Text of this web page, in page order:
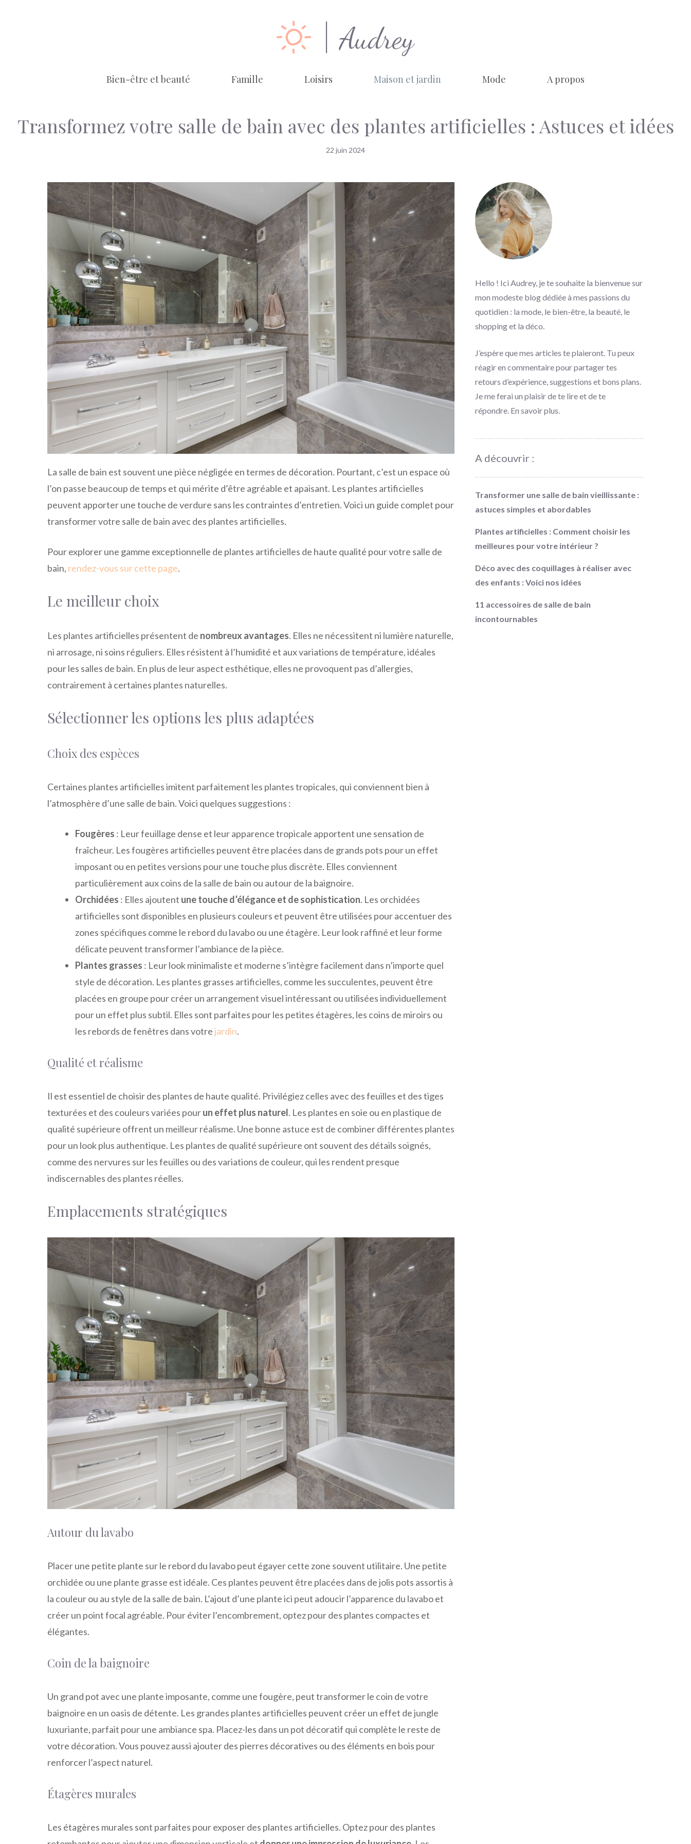
Bien-être et beauté Famille Loisirs Maison et jardin Mode A propos
Transformez votre salle de bain avec des plantes artificielles : Astuces et idées
22 juin 2024
La salle de bain est souvent une pièce négligée en termes de décoration. Pourtant, c’est un espace où
l’on passe beaucoup de temps et qui mérite d’être agréable et apaisant. Les plantes artificielles
peuvent apporter une touche de verdure sans les contraintes d’entretien. Voici un guide complet pour
transformer votre salle de bain avec des plantes artificielles.
Pour explorer une gamme exceptionnelle de plantes artificielles de haute qualité pour votre salle de
bain, rendez-vous sur cette page.
Le meilleur choix
Les plantes artificielles présentent de nombreux avantages. Elles ne nécessitent ni lumière naturelle,
ni arrosage, ni soins réguliers. Elles résistent à l’humidité et aux variations de température, idéales
pour les salles de bain. En plus de leur aspect esthétique, elles ne provoquent pas d’allergies,
contrairement à certaines plantes naturelles.
Sélectionner les options les plus adaptées
Choix des espèces
Certaines plantes artificielles imitent parfaitement les plantes tropicales, qui conviennent bien à
l’atmosphère d’une salle de bain. Voici quelques suggestions :
Fougères : Leur feuillage dense et leur apparence tropicale apportent une sensation de
fraîcheur. Les fougères artificielles peuvent être placées dans de grands pots pour un effet
imposant ou en petites versions pour une touche plus discrète. Elles conviennent
particulièrement aux coins de la salle de bain ou autour de la baignoire.
Orchidées : Elles ajoutent une touche d’élégance et de sophistication. Les orchidées
artificielles sont disponibles en plusieurs couleurs et peuvent être utilisées pour accentuer des
zones spécifiques comme le rebord du lavabo ou une étagère. Leur look raffiné et leur forme
délicate peuvent transformer l’ambiance de la pièce.
Plantes grasses : Leur look minimaliste et moderne s’intègre facilement dans n’importe quel
style de décoration. Les plantes grasses artificielles, comme les succulentes, peuvent être
placées en groupe pour créer un arrangement visuel intéressant ou utilisées individuellement
pour un effet plus subtil. Elles sont parfaites pour les petites étagères, les coins de miroirs ou
les rebords de fenêtres dans votrejardin.
Qualité et réalisme
Il est essentiel de choisir des plantes de haute qualité. Privilégiez celles avec des feuilles et des tiges
texturées et des couleurs variées pourun effet plus naturel. Les plantes en soie ou en plastique de
qualité supérieure offrent un meilleur réalisme. Une bonne astuce est de combiner différentes plantes
pour un look plus authentique. Les plantes de qualité supérieure ont souvent des détails soignés,
comme des nervures sur les feuilles ou des variations de couleur, qui les rendent presque
indiscernables des plantes réelles.
Emplacements stratégiques
Autour du lavabo
Placer une petite plante sur le rebord du lavabo peut égayer cette zone souvent utilitaire. Une petite
orchidée ou une plante grasse est idéale. Ces plantes peuvent être placées dans de jolis pots assortis à
la couleur ou au style de la salle de bain. L’ajout d’une plante ici peut adoucir l’apparence du lavabo et
créer un point focal agréable. Pour éviter l’encombrement, optez pour des plantes compactes et
élégantes.
Coin de la baignoire
Un grand pot avec une plante imposante, comme une fougère, peut transformer le coin de votre
baignoire en un oasis de détente. Les grandes plantes artificielles peuvent créer un effet de jungle
luxuriante, parfait pour une ambiance spa. Placez-les dans un pot décoratif qui complète le reste de
votre décoration. Vous pouvez aussi ajouter des pierres décoratives ou des éléments en bois pour
renforcer l’aspect naturel.
Étagères murales
Les étagères murales sont parfaites pour exposer des plantes artificielles. Optez pour des plantes
Hello ! Ici Audrey, je te souhaite la bienvenue sur
mon modeste blog dédiée à mes passions du
quotidien : la mode, le bien-être, la beauté, le
shopping et la déco.
J’espère que mes articles te plaieront. Tu peux
réagir en commentaire pour partager tes
retours d’expérience, suggestions et bons plans.
Je me ferai un plaisir de te lire et de te
répondre. En savoir plus
A découvrir :
Transformer une salle de bain vieillissante :
astuces simples et abordables
Plantes artificielles : Comment choisir les
meilleures pour votre intérieur ?
Déco avec des coquillages à réaliser avec
des enfants : Voici nos idées
11 accessoires de salle de bain
incontournables